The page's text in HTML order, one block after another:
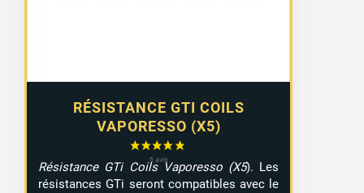
RÉSISTANCE GTI COILS
VAPORESSO (X5)
Résistance GTi Coils Vaporesso (X5). Les
résistances GTi seront compatibles avec le